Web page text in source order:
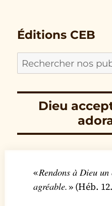
Éditions CEB
Cherchez
nos
publications
Dieu
«Rendons à Dieu
agréable.» (Héb.